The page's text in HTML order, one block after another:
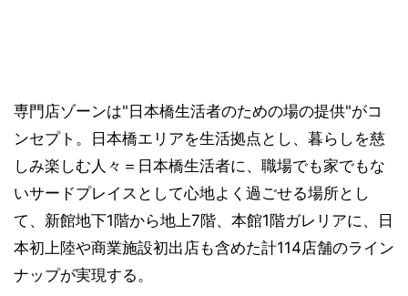
専門店ゾーンは"日本橋生活者のための場の提供"がコ
ンセプト。日本橋エリアを生活拠点とし、暮らしを慈
しみ楽しむ人々＝日本橋生活者に、職場でも家でもな
いサードプレイスとして心地よく過ごせる場所とし
て、新館地下1階から地上7階、本館1階ガレリアに、日
本初上陸や商業施設初出店も含めた計114店舗のライン
ナップが実現する。